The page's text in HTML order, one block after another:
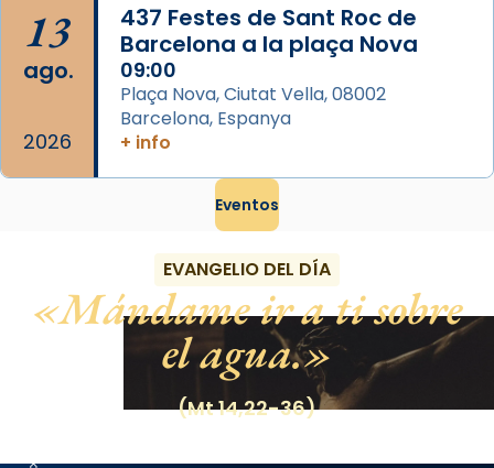
13
ago.
2026
437 Festes de Sant Roc de
Barcelona a la plaça Nova
09:00
Plaça Nova, Ciutat Vella, 08002
Barcelona, Espanya
+ info
Eventos
EVANGELIO DEL DÍA
Mándame ir a ti sobre
el agua.
(Mt 14,22-36)